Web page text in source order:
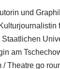
und
am
Theatre go